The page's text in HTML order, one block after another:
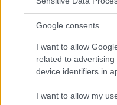
Google consents
I want to allow
related to
device identifiers in
I want to allow my
CATÉGORIE